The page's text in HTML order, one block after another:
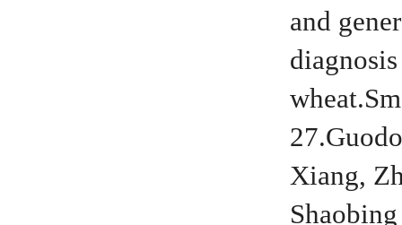
and
Xiang,